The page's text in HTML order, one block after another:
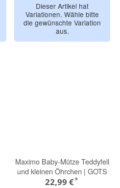
Dieser Artikel hat
Variationen. Wähle bitte
die gewünschte Variation
aus.
Maximo Baby-Mütze Teddyfell
und kleinen Öhrchen | GOTS
22,99 €*